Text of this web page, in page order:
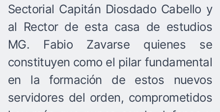
Sectorial Capitán Diosdado Cabello y
al Rector de esta casa de estudios
MG. Fabio Zavarse quienes se
constituyen como el pilar fundamental
en la formación de estos nuevos
servidores del orden, comprometidos